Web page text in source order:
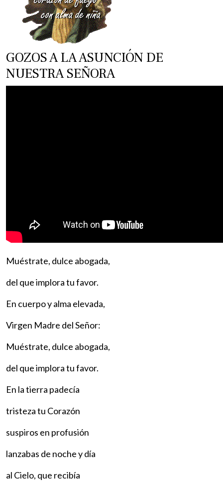
GOZOS A LA ASUNCIÓN DE
NUESTRA SEÑORA
Muéstrate, dulce abogada,
del que implora tu favor.
En cuerpo y alma elevada,
Virgen Madre del Señor:
Muéstrate, dulce abogada,
del que implora tu favor.
En la tierra padecía
tristeza tu Corazón
suspiros en profusión
lanzabas de noche y día
al Cielo, que recibía